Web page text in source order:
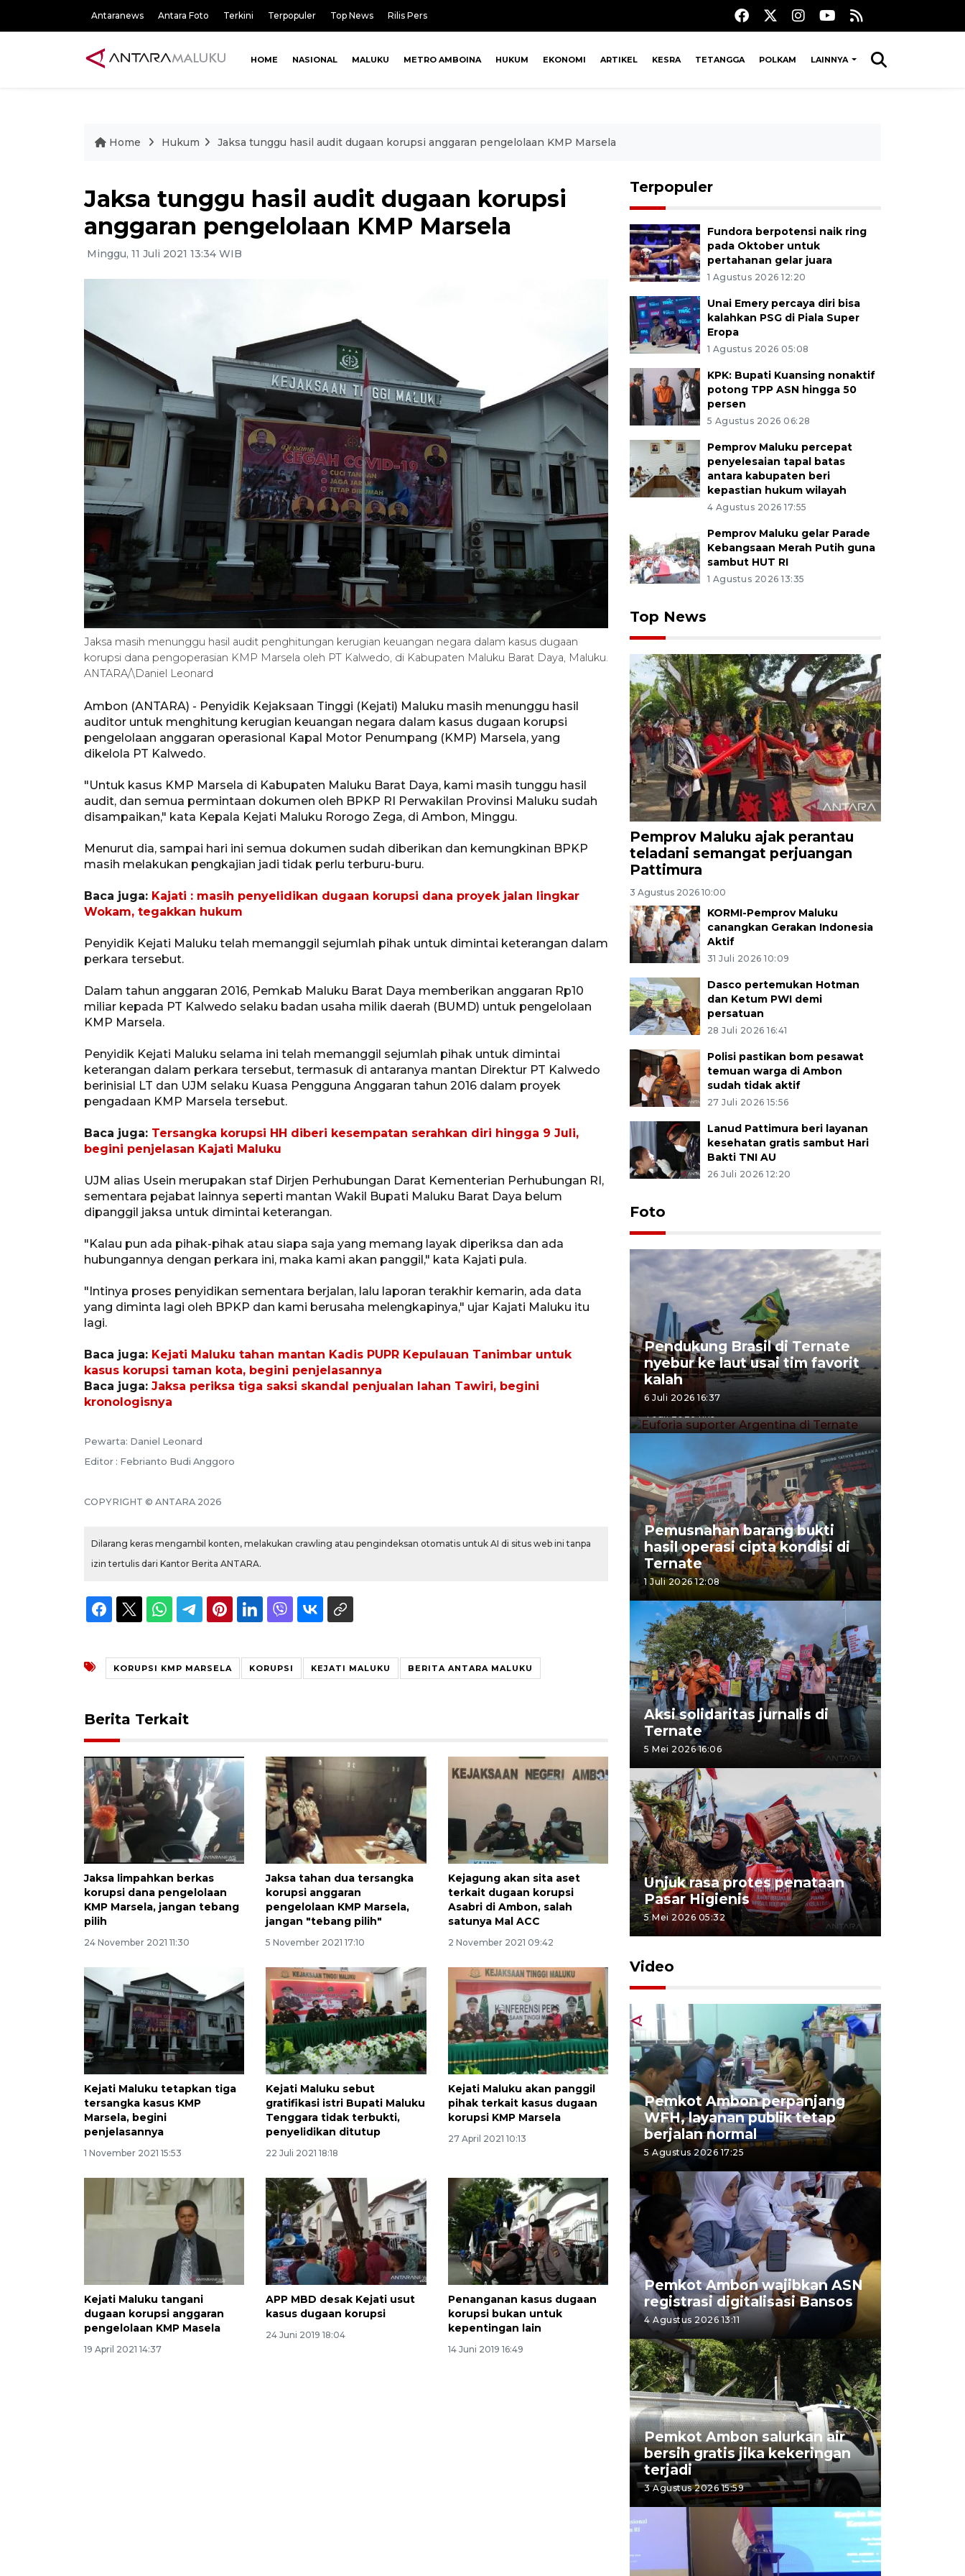
Antaranews Antara Foto Terkini Terpopuler Top News Rilis Pers
HOME NASIONAL MALUKU METRO AMBOINA HUKUM EKONOMI ARTIKEL KESRA TETANGGA POLKAM LAINNYA
Home Hukum Jaksa tunggu hasil audit dugaan korupsi anggaran pengelolaan KMP Marsela
Jaksa tunggu hasil audit dugaan korupsi
anggaran pengelolaan KMP Marsela
Minggu, 11 Juli 2021 13:34 WIB
Jaksa masih menunggu hasil audit penghitungan kerugian keuangan negara dalam kasus dugaan
korupsi dana pengoperasian KMP Marsela oleh PT Kalwedo, di Kabupaten Maluku Barat Daya, Maluku.
ANTARA/\Daniel Leonard
Ambon (ANTARA) - Penyidik Kejaksaan Tinggi (Kejati) Maluku masih menunggu hasil
auditor untuk menghitung kerugian keuangan negara dalam kasus dugaan korupsi
pengelolaan anggaran operasional Kapal Motor Penumpang (KMP) Marsela, yang
dikelola PT Kalwedo.
"Untuk kasus KMP Marsela di Kabupaten Maluku Barat Daya, kami masih tunggu hasil
audit, dan semua permintaan dokumen oleh BPKP RI Perwakilan Provinsi Maluku sudah
disampaikan," kata Kepala Kejati Maluku Rorogo Zega, di Ambon, Minggu.
Menurut dia, sampai hari ini semua dokumen sudah diberikan dan kemungkinan BPKP
masih melakukan pengkajian jadi tidak perlu terburu-buru.
Baca juga: Kajati : masih penyelidikan dugaan korupsi dana proyek jalan lingkar
Wokam, tegakkan hukum
Penyidik Kejati Maluku telah memanggil sejumlah pihak untuk dimintai keterangan dalam
perkara tersebut.
Dalam tahun anggaran 2016, Pemkab Maluku Barat Daya memberikan anggaran Rp10
miliar kepada PT Kalwedo selaku badan usaha milik daerah (BUMD) untuk pengelolaan
KMP Marsela.
Penyidik Kejati Maluku selama ini telah memanggil sejumlah pihak untuk dimintai
keterangan dalam perkara tersebut, termasuk di antaranya mantan Direktur PT Kalwedo
berinisial LT dan UJM selaku Kuasa Pengguna Anggaran tahun 2016 dalam proyek
pengadaan KMP Marsela tersebut.
Baca juga: Tersangka korupsi HH diberi kesempatan serahkan diri hingga 9 Juli,
begini penjelasan Kajati Maluku
UJM alias Usein merupakan staf Dirjen Perhubungan Darat Kementerian Perhubungan RI,
sementara pejabat lainnya seperti mantan Wakil Bupati Maluku Barat Daya belum
dipanggil jaksa untuk dimintai keterangan.
"Kalau pun ada pihak-pihak atau siapa saja yang memang layak diperiksa dan ada
hubungannya dengan perkara ini, maka kami akan panggil," kata Kajati pula.
"Intinya proses penyidikan sementara berjalan, lalu laporan terakhir kemarin, ada data
yang diminta lagi oleh BPKP dan kami berusaha melengkapinya," ujar Kajati Maluku itu
lagi.
Baca juga: Kejati Maluku tahan mantan Kadis PUPR Kepulauan Tanimbar untuk
kasus korupsi taman kota, begini penjelasannya
Baca juga: Jaksa periksa tiga saksi skandal penjualan lahan Tawiri, begini
kronologisnya
Pewarta: Daniel Leonard
Editor : Febrianto Budi Anggoro
COPYRIGHT © ANTARA 2026
Dilarang keras mengambil konten, melakukan crawling atau pengindeksan otomatis untuk AI di situs web ini tanpa
izin tertulis dari Kantor Berita ANTARA.
KORUPSI KMP MARSELA KORUPSI KEJATI MALUKU BERITA ANTARA MALUKU
Berita Terkait
Jaksa limpahkan berkas
korupsi dana pengelolaan
KMP Marsela, jangan tebang
pilih
24 November 2021 11:30
Jaksa tahan dua tersangka
korupsi anggaran
pengelolaan KMP Marsela,
jangan "tebang pilih"
5 November 2021 17:10
Kejagung akan sita aset
terkait dugaan korupsi
Asabri di Ambon, salah
satunya Mal ACC
2 November 2021 09:42
Kejati Maluku tetapkan tiga
tersangka kasus KMP
Marsela, begini
penjelasannya
1 November 2021 15:53
Kejati Maluku sebut
gratifikasi istri Bupati Maluku
Tenggara tidak terbukti,
penyelidikan ditutup
22 Juli 2021 18:18
Kejati Maluku akan panggil
pihak terkait kasus dugaan
korupsi KMP Marsela
27 April 2021 10:13
Kejati Maluku tangani
dugaan korupsi anggaran
pengelolaan KMP Masela
19 April 2021 14:37
APP MBD desak Kejati usut
kasus dugaan korupsi
24 Juni 2019 18:04
Penanganan kasus dugaan
korupsi bukan untuk
kepentingan lain
14 Juni 2019 16:49
Terpopuler
Fundora berpotensi naik ring
pada Oktober untuk
pertahanan gelar juara
1 Agustus 2026 12:20
Unai Emery percaya diri bisa
kalahkan PSG di Piala Super
Eropa
1 Agustus 2026 05:08
KPK: Bupati Kuansing nonaktif
potong TPP ASN hingga 50
persen
5 Agustus 2026 06:28
Pemprov Maluku percepat
penyelesaian tapal batas
antara kabupaten beri
kepastian hukum wilayah
4 Agustus 2026 17:55
Pemprov Maluku gelar Parade
Kebangsaan Merah Putih guna
sambut HUT RI
1 Agustus 2026 13:35
Top News
Pemprov Maluku ajak perantau
teladani semangat perjuangan
Pattimura
3 Agustus 2026 10:00
KORMI-Pemprov Maluku
canangkan Gerakan Indonesia
Aktif
31 Juli 2026 10:09
Dasco pertemukan Hotman
dan Ketum PWI demi
persatuan
28 Juli 2026 16:41
Polisi pastikan bom pesawat
temuan warga di Ambon
sudah tidak aktif
27 Juli 2026 15:56
Lanud Pattimura beri layanan
kesehatan gratis sambut Hari
Bakti TNI AU
26 Juli 2026 12:20
Foto
Pendukung Brasil di Ternate
nyebur ke laut usai tim favorit
kalah
6 Juli 2026 16:37
Euforia suporter Argentina di
Ternate
Pemusnahan barang bukti
hasil operasi cipta kondisi di
Ternate
1 Juli 2026 12:08
Aksi solidaritas jurnalis di
Ternate
5 Mei 2026 16:06
Unjuk rasa protes penataan
Pasar Higienis
5 Mei 2026 05:32
Video
Pemkot Ambon perpanjang
WFH, layanan publik tetap
berjalan normal
5 Agustus 2026 17:25
Pemkot Ambon wajibkan ASN
registrasi digitalisasi Bansos
4 Agustus 2026 13:11
Pemkot Ambon salurkan air
bersih gratis jika kekeringan
terjadi
3 Agustus 2026 15:59